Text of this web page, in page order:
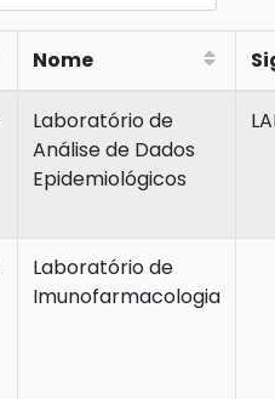
Nome
Laboratório de
Análise de Dados
Epidemiológicos
Laboratório de
Imunofarmacologia